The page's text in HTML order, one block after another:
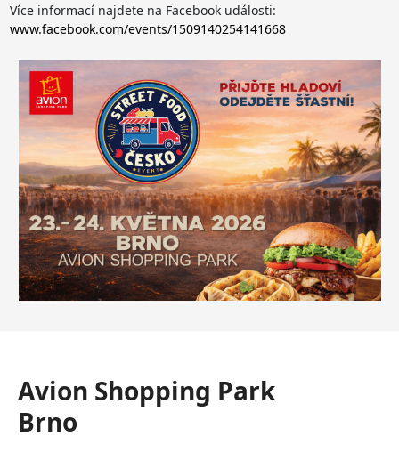
Více informací najdete na Facebook události:
www.facebook.com/events/1509140254141668
Avion Shopping Park
Brno